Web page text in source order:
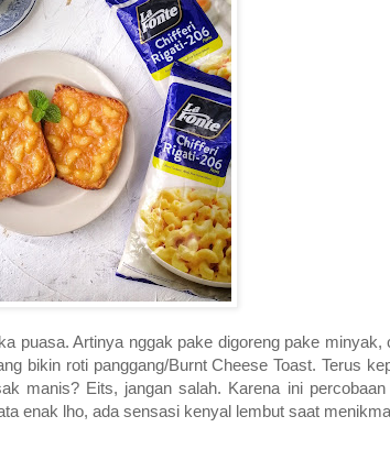
puasa. Artinya nggak pake digoreng pake minyak,
bikin roti panggang/Burnt Cheese Toast. Terus
manis? Eits, jangan salah. Karena ini
enak lho, ada sensasi kenyal lembut saat